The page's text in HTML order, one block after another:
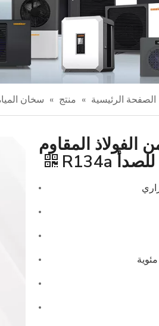
الصفحة الرئيسية » منتج » سخان
المقاوم
للصدأ R134a